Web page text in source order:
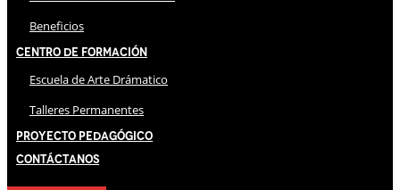
Beneficios
Centro de Formación
Escuela de Arte Drámatico
Talleres Permanentes
Proyecto Pedagógico
Contáctanos